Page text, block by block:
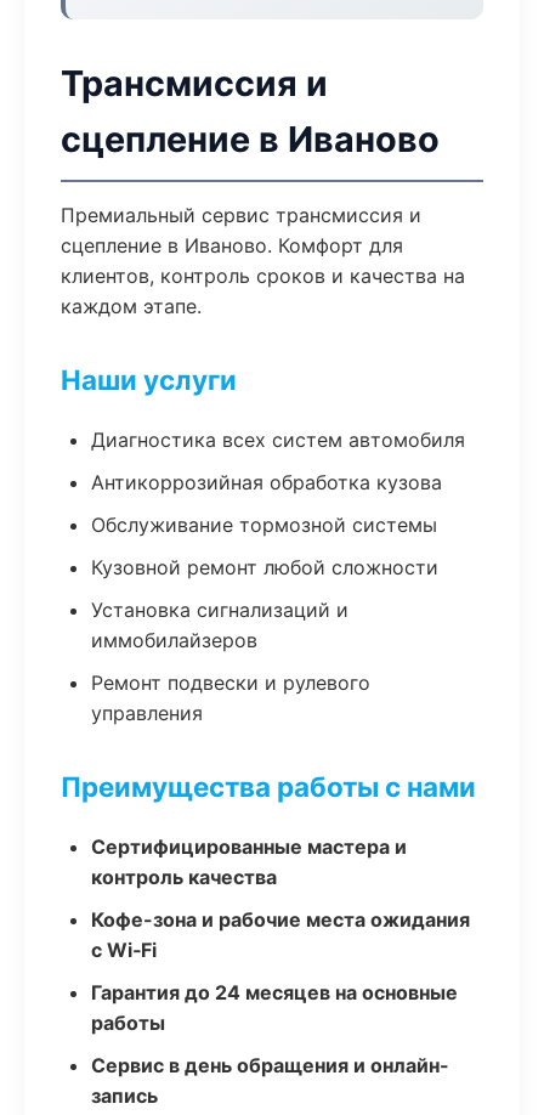
Трансмиссия и
сцепление в Иваново
Премиальный сервис трансмиссия и
сцепление в Иваново. Комфорт для
клиентов, контроль сроков и качества на
каждом этапе.
Наши услуги
Диагностика всех систем автомобиля
Антикоррозийная обработка кузова
Обслуживание тормозной системы
Кузовной ремонт любой сложности
Установка сигнализаций и
иммобилайзеров
Ремонт подвески и рулевого
управления
Преимущества работы с нами
Сертифицированные мастера и
контроль качества
Кофе-зона и рабочие места ожидания
с Wi‑Fi
Гарантия до 24 месяцев на основные
работы
Сервис в день обращения и онлайн-
запись